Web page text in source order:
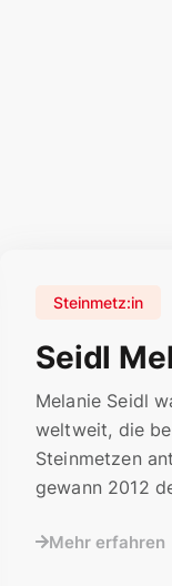
Seidl
Steinmetz:in
Melanie Seidl
weltweit, die
Steinmetzen
gewann 2012
Mehr erfahren